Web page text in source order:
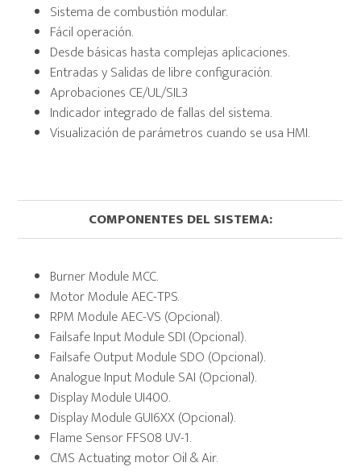
Sistema de combustión modular.
Fácil operación.
Desde básicas hasta complejas aplicaciones.
Entradas y Salidas de libre configuración.
Aprobaciones CE/UL/SIL3
Indicador integrado de fallas del sistema.
Visualización de parámetros cuando se usa HMI.
COMPONENTES DEL SISTEMA:
Burner Module MCC.
Motor Module AEC-TPS.
RPM Module AEC-VS (Opcional).
Failsafe Input Module SDI (Opcional).
Failsafe Output Module SDO (Opcional).
Analogue Input Module SAI (Opcional).
Display Module UI400.
Display Module GUI6XX (Opcional).
Flame Sensor FFS08 UV-1.
CMS Actuating motor Oil & Air.